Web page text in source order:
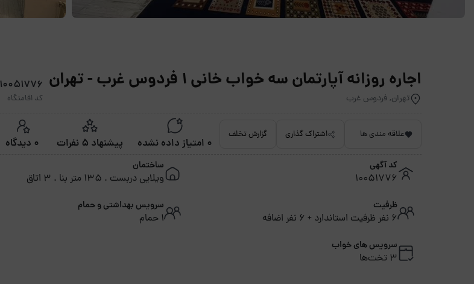
اجاره روزانه آپارتمان سه خواب خانی 1 فردوس غرب - تهران
تهران, فردوس غرب
10051776
کد اقامتگاه
علاقه مندی ها اشتراک گذاری گزارش تخلف
0 امتیاز داده نشده پیشنهاد 5 نفرات 0 دیدگاه
کد آگهی
10051776
ساختمان
ویلایی دربست . 135 متر بنا . 3 اتاق
ظرفیت
6 نفر ظرفیت استاندارد + 6 نفر اضافه
سرویس بهداشتی و حمام
1 حمام
سرویس های خواب
3 تخت‌ها